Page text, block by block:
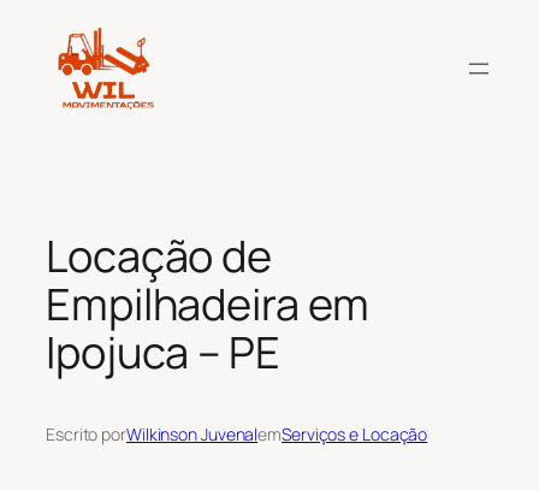
conteúdo
Locação de
Empilhadeira em
Ipojuca – PE
Escrito porWilkinson JuvenalemServiços e Locação